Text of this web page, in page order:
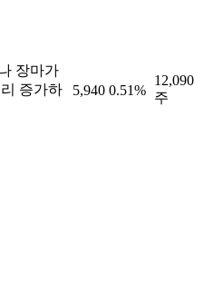
장마가
증가하
5,940 0.51%
12,090
주